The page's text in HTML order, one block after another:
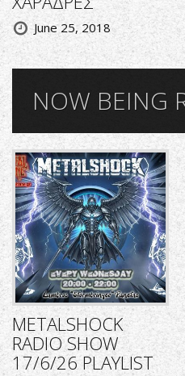
June 25, 2018
NOW BEING
METALSHOCK
RADIO SHOW
17/6/26 PLAYLIST